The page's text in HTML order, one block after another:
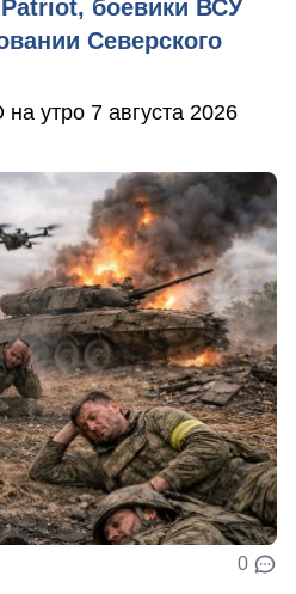
Patriot, боевики ВСУ
Северского
утро 7 августа 2026
0